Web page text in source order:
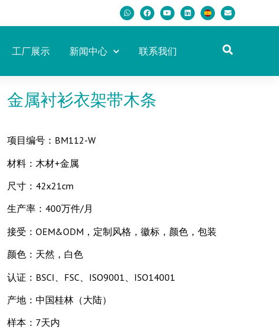
工厂展示 新闻中心 联系我们
金属衬衫衣架带木条
项目编号：BM112-W
材料：木材+金属
尺寸：42x21cm
生产率：400万件/月
接受：OEM&ODM，定制风格，徽标，颜色，包装
颜色：天然，白色
认证：BSCI、FSC、ISO9001、ISO14001
产地：中国桂林（大陆）
样本：7天内